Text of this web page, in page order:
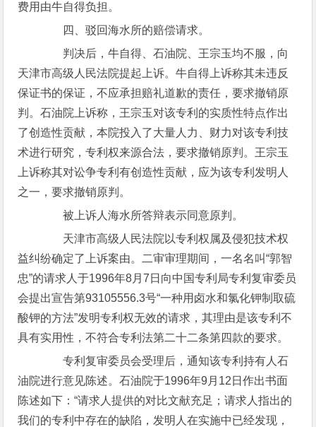
费用由牛自得负担。
四、驳回海水所的赔偿请求。
判决后，牛自得、石油院、王宗玉均不服，向
天津市高级人民法院提起上诉。牛自得上诉称其未违反
保证书的保证，不应承担赔礼道歉的责任，要求撤销原
判。石油院上诉称，王宗玉对该专利的实质性特点作出
了创造性贡献，本院投入了大量人力、财力对该专利技
术进行研究，专利权来源合法，要求撤销原判。王宗玉
上诉称其对讼争专利有创造性贡献，应为该专利发明人
之一，要求撤销原判。
被上诉人海水所答辩表示同意原判。
天津市高级人民法院以专利权属及侵犯技术权
益纠纷确定了上诉案由。二审审理期间，一名名叫“郭智
忠”的请求人于1996年8月7日向中国专利局专利复审委员
会提出宣告第93105556.3号“一种用卤水和氯化钾制取硫
酸钾的方法”发明专利权无效的请求，其理由是该专利不
具有实用性，不符合专利法第二十二条第四款的要求。
专利复审委员会受理后，通知该专利持有人石
油院进行意见陈述。石油院于1996年9月12日作出书面
陈述如下：“请求人提供的对比文献充足；请求人指出的
我们的专利中存在的缺陷，发明人在实施中已经发现，